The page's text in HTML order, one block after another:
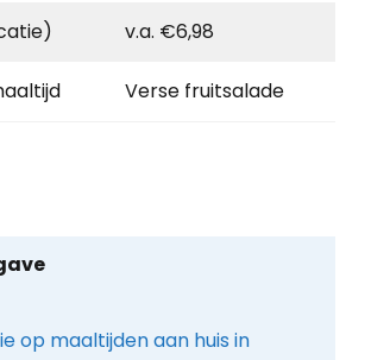
v.a. €6,98
Verse fruitsalade
op maaltijden aan huis in